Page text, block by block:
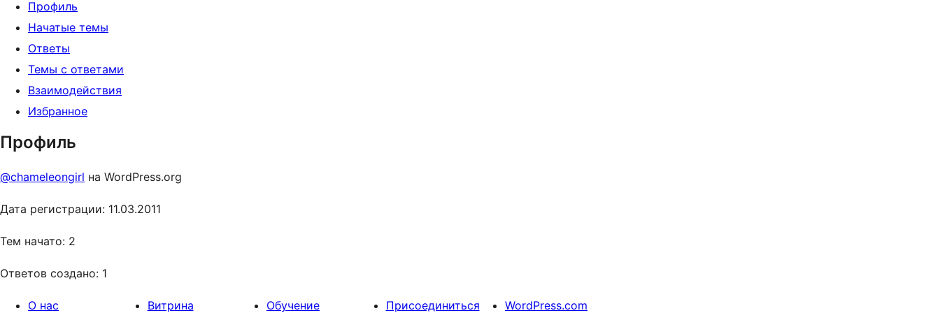
Профиль
Начатые темы
Ответы
Темы с ответами
Взаимодействия
Избранное
Профиль
@chameleongirl на WordPress.org
Дата регистрации: 11.03.2011
Тем начато: 2
Ответов создано: 1
О нас Витрина Обучение Присоединиться WordPress.com